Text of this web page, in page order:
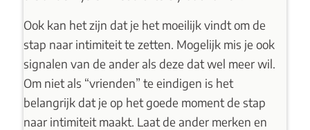
Ook kan het zijn dat je het moeilijk vindt om de
stap naar intimiteit te zetten. Mogelijk mis je ook
signalen van de ander als deze dat wel meer wil.
Om niet als “vrienden” te eindigen is het
belangrijk dat je op het goede moment de stap
naar intimiteit maakt. Laat de ander merken en